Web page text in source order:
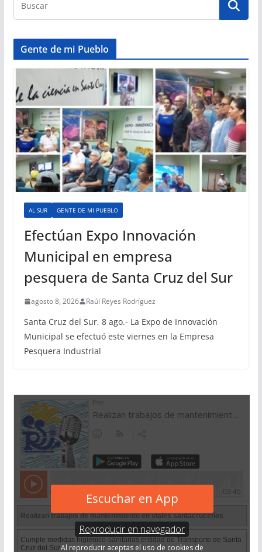
Gente de mi Pueblo
AL SUR GENTE DE MI PUEBLO
Efectúan Expo Innovación
Municipal en empresa
pesquera de Santa Cruz del Sur
agosto 8, 2026 Raúl Reyes Rodríguez
Santa Cruz del Sur, 8 ago.- La Expo de Innovación
Municipal se efectuó este viernes en la Empresa
Pesquera Industrial